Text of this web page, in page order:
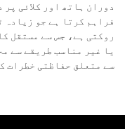
دوران ہاتھ اور کلائی
فراہم کرتا ہے جو زیادہ
روکتی ہے، جس سے مستقل
یا غیر مناسب طریقے سے
سے متعلق حفاظتی خطرات